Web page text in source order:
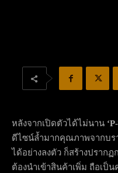
หลังจากเปิดตัวได้ไม่นาน
ดีไซน์ล้ำมากคุณภาพจากบร
ได้อย่างลงตัว ก็สร้างปราก
ต้องนำเข้าสินค้าเพิ่ม ถือเป็